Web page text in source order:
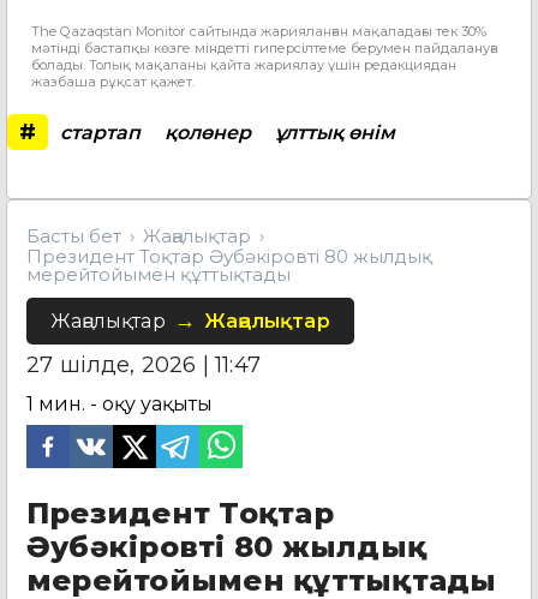
The Qazaqstan Monitor сайтында жарияланған мақаладағы тек 30%
мәтінді бастапқы көзге міндетті гиперсілтеме берумен пайдалануға
болады. Толық мақаланы қайта жариялау үшін редакциядан
жазбаша рұқсат қажет.
# стартап қолөнер ұлттық өнім
Басты бет
Жаңалықтар
Президент Тоқтар Әубәкіровті 80 жылдық
мерейтойымен құттықтады
Жаңалықтар Жаңалықтар
27 шілде, 2026 | 11:47
1 мин. - оқу уақыты
Президент Тоқтар
Әубәкіровті 80 жылдық
мерейтойымен құттықтады